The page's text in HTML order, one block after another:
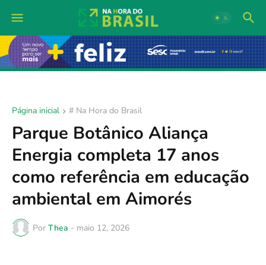
Página inicial # Na Hora do Brasil
Parque Botânico Aliança
Energia completa 17 anos
como referência em educação
ambiental em Aimorés
Por Thea - maio 12, 2026